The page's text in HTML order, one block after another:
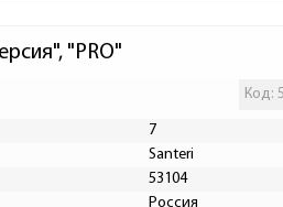
"PRO"
Код:
7
Santeri
53104
Россия